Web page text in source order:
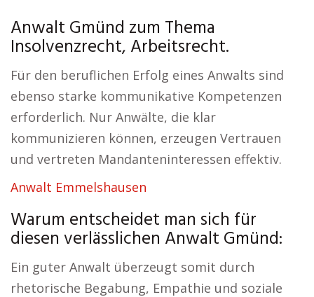
Anwalt Gmünd zum Thema
Insolvenzrecht, Arbeitsrecht.
Für den beruflichen Erfolg eines Anwalts sind
ebenso starke kommunikative Kompetenzen
erforderlich. Nur Anwälte, die klar
kommunizieren können, erzeugen Vertrauen
und vertreten Mandanteninteressen effektiv.
Anwalt Emmelshausen
Warum entscheidet man sich für
diesen verlässlichen Anwalt Gmünd:
Ein guter Anwalt überzeugt somit durch
rhetorische Begabung, Empathie und soziale